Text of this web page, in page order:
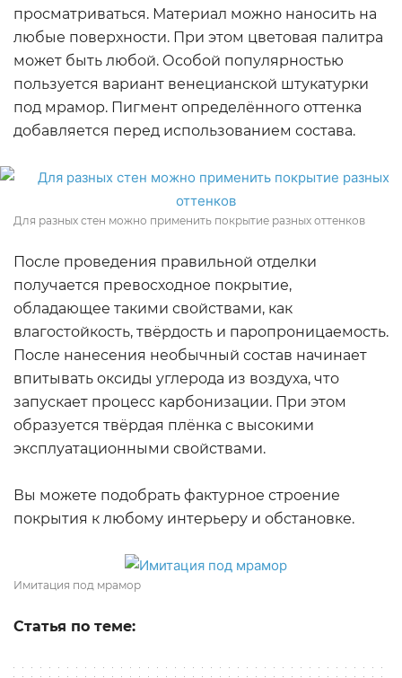
просматриваться. Материал можно наносить на
любые поверхности. При этом цветовая палитра
может быть любой. Особой популярностью
пользуется вариант венецианской штукатурки
под мрамор. Пигмент определённого оттенка
добавляется перед использованием состава.
Для разных стен можно применить покрытие разных оттенков
После проведения правильной отделки
получается превосходное покрытие,
обладающее такими свойствами, как
влагостойкость, твёрдость и паропроницаемость.
После нанесения необычный состав начинает
впитывать оксиды углерода из воздуха, что
запускает процесс карбонизации. При этом
образуется твёрдая плёнка с высокими
эксплуатационными свойствами.
Вы можете подобрать фактурное строение
покрытия к любому интерьеру и обстановке.
Имитация под мрамор
Статья по теме: